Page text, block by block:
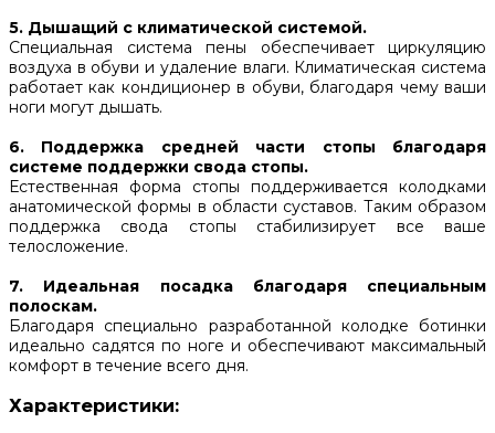
5. Дышащий с климатической системой.
Специальная система пены обеспечивает циркуляцию
воздуха в обуви и удаление влаги. Климатическая система
работает как кондиционер в обуви, благодаря чему ваши
ноги могут дышать.
6. Поддержка средней части стопы благодаря
системе поддержки свода стопы.
Естественная форма стопы поддерживается колодками
анатомической формы в области суставов. Таким образом
поддержка свода стопы стабилизирует все ваше
телосложение.
7. Идеальная посадка благодаря специальным
полоскам.
Благодаря специально разработанной колодке ботинки
идеально садятся по ноге и обеспечивают максимальный
комфорт в течение всего дня.
Характеристики: